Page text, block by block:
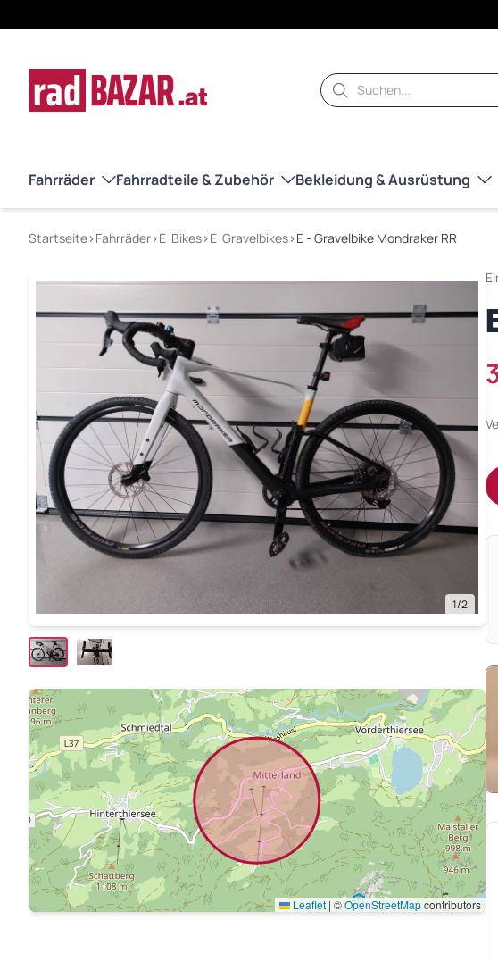
Suche
Fahrräder Fahrradteile & Zubehör Bekleidung & Ausrüstung
Startseite›Fahrräder›E-Bikes›E-Gravelbikes›E - Gravelbike Mondraker RR
1/2
Leaflet | ©OpenStreetMapcontributors